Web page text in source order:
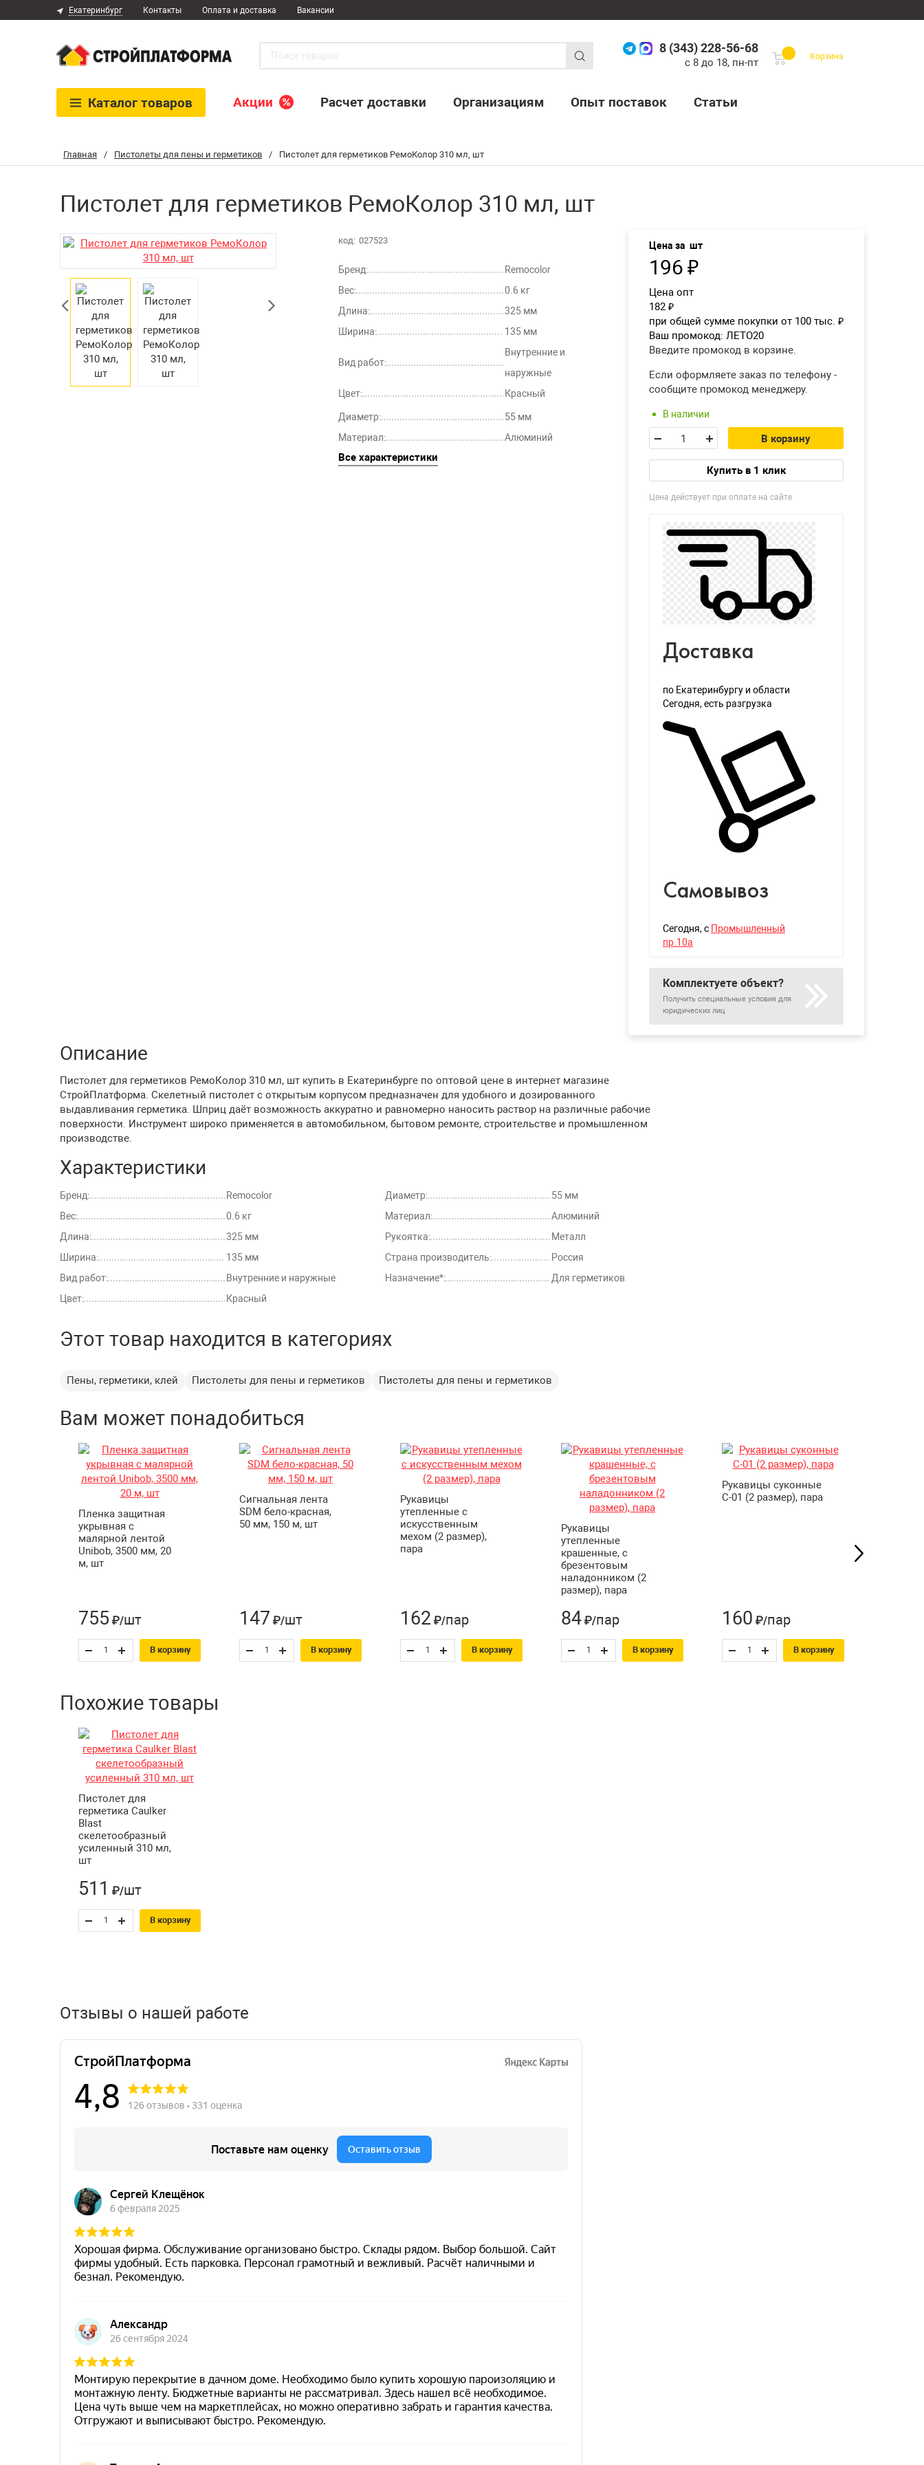
Главная / Пистолеты для пены и герметиков / Пистолет для герметиков РемоКолор 310 мл, шт
Пистолет для герметиков РемоКолор 310 мл, шт
код: 027523
Бренд:
Remocolor
Вес:
0.6 кг
Длина:
325 мм
Ширина:
135 мм
Вид работ:
Внутренние и
наружные
Цвет:
Красный
Диаметр:
55 мм
Материал:
Алюминий
Все характеристики
Цена за шт
196 ₽
Цена опт
182 ₽
при общей сумме покупки от 100 тыс. ₽
Ваш промокод: ЛЕТО20
Введите промокод в корзине.
Если оформляете заказ по телефону -
сообщите промокод менеджеру.
В наличии
В корзину
Купить в 1 клик
Цена действует при оплате на сайте
Доставка
по Екатеринбургу и области
Сегодня, есть разгрузка
Самовывоз
Сегодня, с Промышленный
пр.10а
Комплектуете объект?
Получить специальные условия для
юридических лиц
Описание
Пистолет для герметиков РемоКолор 310 мл, шт купить в Екатеринбурге по оптовой цене в интернет магазине
СтройПлатформа. Скелетный пистолет с открытым корпусом предназначен для удобного и дозированного
выдавливания герметика. Шприц даёт возможность аккуратно и равномерно наносить раствор на различные рабочие
поверхности. Инструмент широко применяется в автомобильном, бытовом ремонте, строительстве и промышленном
производстве.
Характеристики
Бренд:
Remocolor
Вес:
0.6 кг
Длина:
325 мм
Ширина:
135 мм
Вид работ:
Внутренние и наружные
Цвет:
Красный
Диаметр:
55 мм
Материал:
Алюминий
Рукоятка:
Металл
Страна производитель:
Россия
Назначение*:
Для герметиков
Этот товар находится в категориях
Пены, герметики, клей Пистолеты для пены и герметиков Пистолеты для пены и герметиков
Вам может понадобиться
Пленка защитная
укрывная с
малярной лентой
Unibob, 3500 мм, 20
м, шт
755 ₽/шт
В корзину
Сигнальная лента
SDM бело-красная,
50 мм, 150 м, шт
147 ₽/шт
В корзину
Рукавицы
утепленные с
искусственным
мехом (2 размер),
пара
162 ₽/пар
В корзину
Рукавицы
утепленные
крашенные, с
брезентовым
наладонником (2
размер), пара
84 ₽/пар
В корзину
Рукавицы суконные
С-01 (2 размер), пара
160 ₽/пар
В корзину
Похожие товары
Пистолет для
герметика Caulker
Blast
скелетообразный
усиленный 310 мл,
шт
511 ₽/шт
В корзину
Отзывы о нашей работе
Екатеринбург Контакты Оплата и доставка Вакансии
8 (343) 228-56-68
с 8 до 18, пн-пт
Корзина
Каталог товаров Акции Расчет доставки Организациям Опыт поставок Статьи